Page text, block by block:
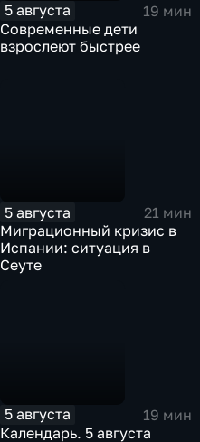
5 августа
19 мин
Современные дети
взрослеют быстрее
5 августа
21 мин
Миграционный кризис в
Испании: ситуация в
Сеуте
5 августа
19 мин
Календарь. 5 августа